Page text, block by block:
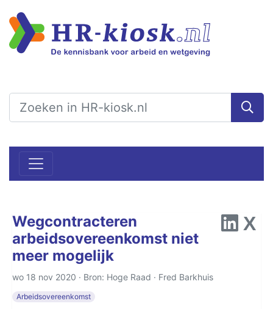
Wegcontracteren
arbeidsovereenkomst niet
meer mogelijk
wo 18 nov 2020 · Bron: Hoge Raad · Fred Barkhuis
Arbeidsovereenkomst